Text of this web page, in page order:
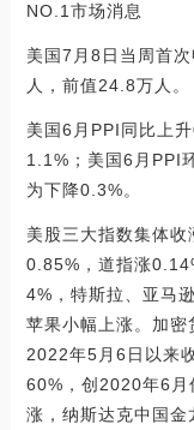
NO.1市场消息
美国7月8日当周首
人，前值24.8万人。
美国6月PPI同比上
1.1%；美国6月PPI
为下降0.3%。
美股三大指数集体
0.85%，道指涨
4%，特斯拉、亚马
苹果小幅上涨。加
2022年5月6日以来
60%，创2020年6月
涨，纳斯达克中国